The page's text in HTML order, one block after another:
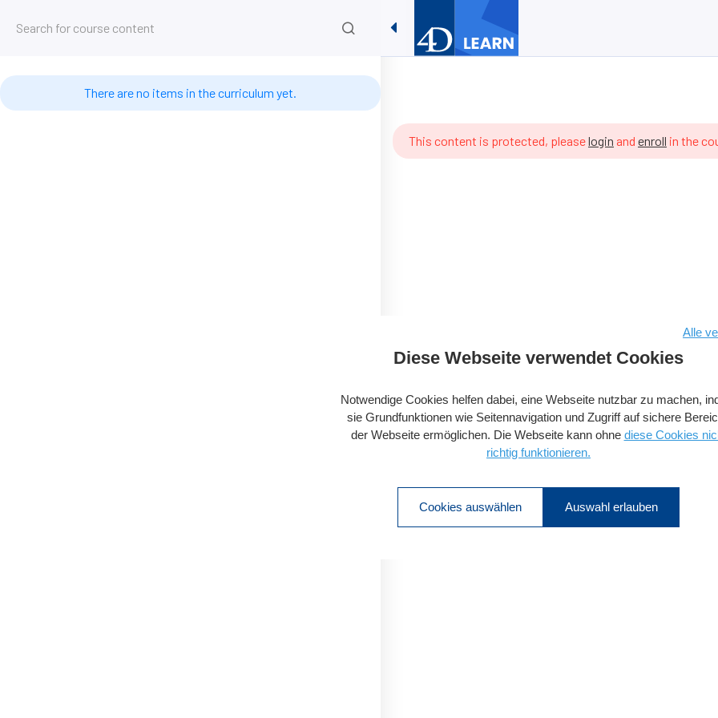
Kurse Lernressourcen Kontaktieren Sie Uns
Timestamps #07: ORDA implementieren
There are no items in the curriculum yet.
This content is protected, pleaselogin and enroll in the
Diese Webseite verwendet Cookies
Notwendige Cookies helfen dabei, eine Webseite nutzbar zu machen,
sie Grundfunktionen wie Seitennavigation und Zugriff auf sichere
der Webseite ermöglichen. Die Webseite kann ohne diese Cookies
richtig funktionieren.
Cookies auswählen Auswahl erlauben
Alle